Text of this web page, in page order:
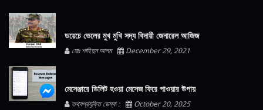
ডয়েচে ভেলের মুখ মুখি সদ্য বিদায়ী জেনারেল আজিজ
মোঃ শাহিদুন আলম December 29, 2021
মেসেঞ্জারে ডিলিট হওয়া মেসেজ ফিরে পাওয়ার উপায়
তথ্যপ্রযুক্তি ডেস্ক : October 20, 2025